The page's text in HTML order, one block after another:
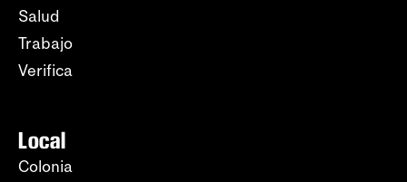
Salud
Trabajo
Verifica
Local
Colonia